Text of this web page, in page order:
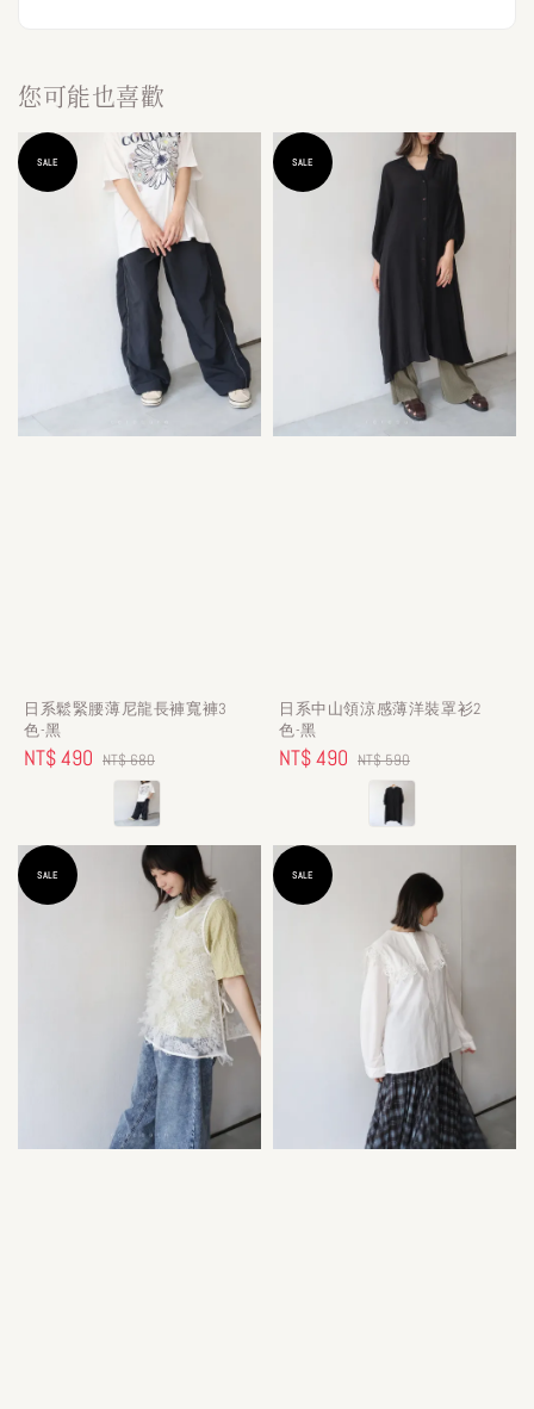
您可能也喜歡
SALE
日系鬆緊腰薄尼龍長褲寬褲3
色-黑
Sale
NT$ 490 Regular
price
NT$ 680
SALE
日系中山領涼感薄洋裝罩衫2
色-黑
Sale
NT$ 490 Regular
price
NT$ 590
SALE SALE